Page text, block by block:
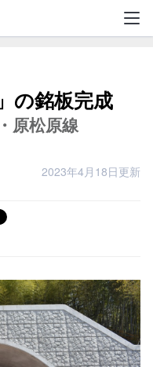
の銘板完成
原松原線
2023年4月18日更新